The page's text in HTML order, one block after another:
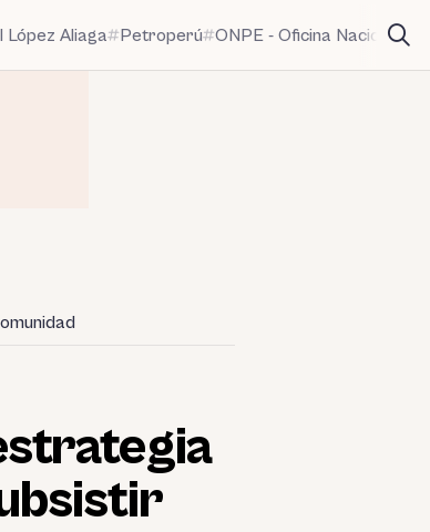
López Aliaga Petroperú ONPE - Oficina Nacional